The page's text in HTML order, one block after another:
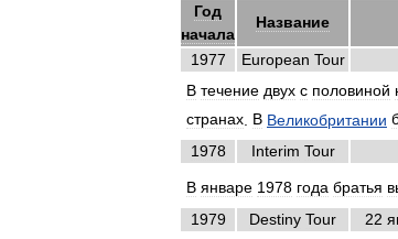
Год
начала
Название
1977 European Tour
В течение двух с половиной
странах В Великобритании
1978
Interim Tour
В январе 1978 года братья
1979
Destiny Tour 22